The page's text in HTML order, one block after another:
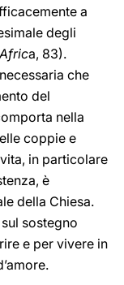
a
degli
a, 83).
che
del
nella
coppie e
in particolare
è
della Chiesa.
sostegno
e per vivere in